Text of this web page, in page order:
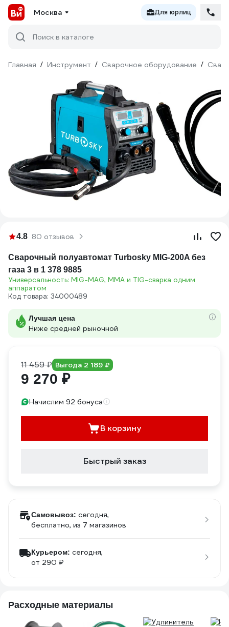
Москва Для юрлиц
Поиск в каталоге
Главная / Инструмент / Сварочное оборудование /
4.8 80 отзывов
Сварочный полуавтомат Turbosky MIG-200A без
газа 3 в 1 378 9885
Универсальность: MIG-MAG, MMA и TIG-сварка одним
аппаратом
Код товара: 34000489
Лучшая цена
Ниже средней рыночной
11 459 ₽ Выгода 2 189 ₽
9 270 ₽
Начислим 92 бонуса
В корзину
Быстрый заказ
Самовывоз: сегодня,
бесплатно, из 7 магазинов
Курьером: сегодня,
от 290 ₽
Расходные материалы